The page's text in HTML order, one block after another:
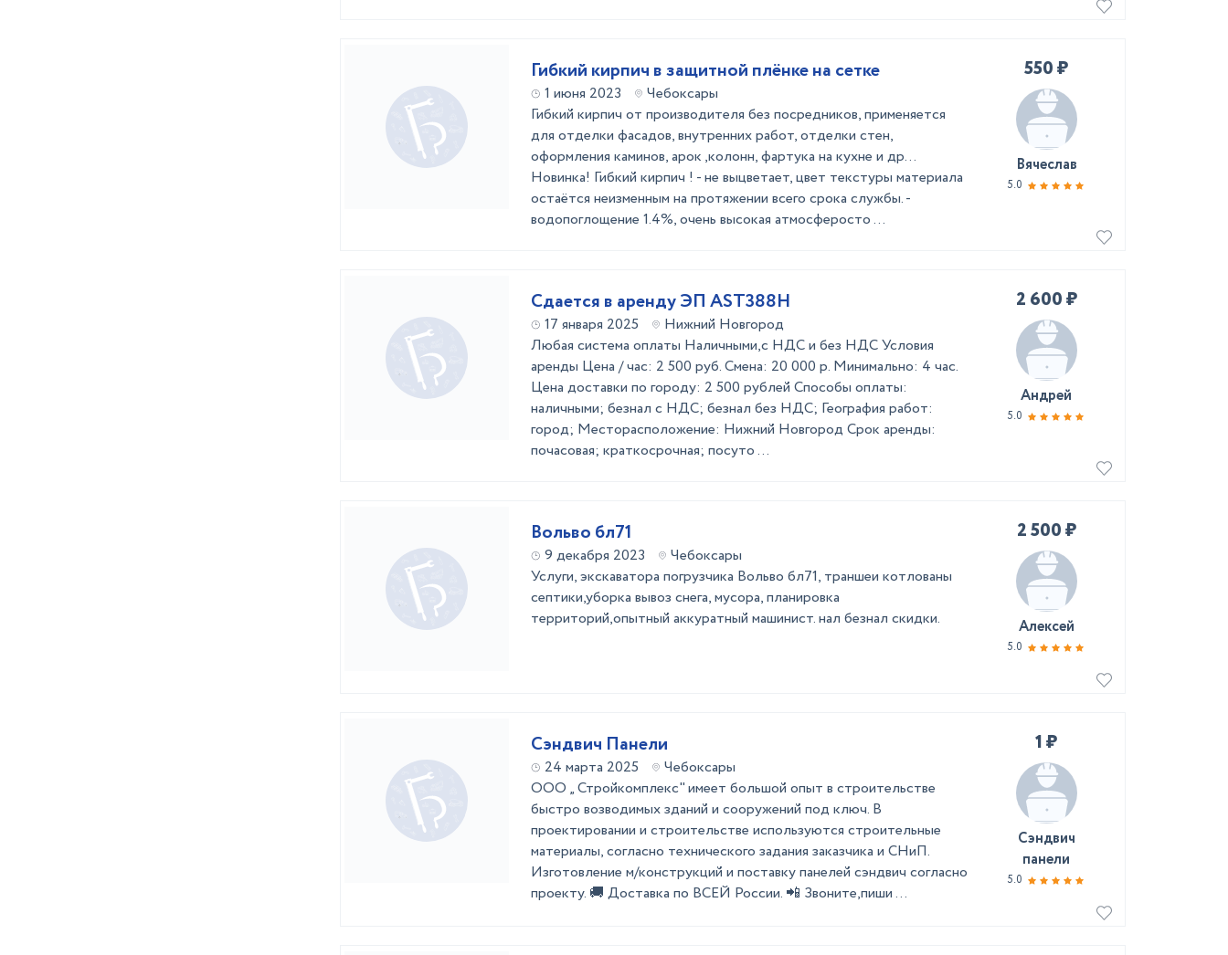
Гибкий кирпич в защитной плёнке на сетке
1 июня 2023
Чебоксары
Гибкий кирпич от производителя без посредников, применяется
для отделки фасадов, внутренних работ, отделки стен,
оформления каминов, арок ,колонн, фартука на кухне и др…
Новинка! Гибкий кирпич ! - не выцветает, цвет текстуры материала
остаётся неизменным на протяжении всего срока службы. -
водопоглощение 1.4%, очень высокая атмосферосто ...
550 ₽
Вячеслав
5.0
Сдается в аренду ЭП AST388H
17 января 2025
Нижний Новгород
Любая система оплаты Наличными,с НДС и без НДС Условия
аренды Цена / час: 2 500 руб. Смена: 20 000 р. Минимально: 4 час.
Цена доставки по городу: 2 500 рублей Способы оплаты:
наличными; безнал с НДС; безнал без НДС; География работ:
город; Месторасположение: Нижний Новгород Срок аренды:
почасовая; краткосрочная; посуто ...
2 600 ₽
Андрей
5.0
Вольво бл71
9 декабря 2023
Чебоксары
Услуги, экскаватора погрузчика Вольво бл71, траншеи котлованы
септики,уборка вывоз снега, мусора, планировка
территорий,опытный аккуратный машинист. нал безнал скидки.
2 500 ₽
Алексей
5.0
Сэндвич Панели
24 марта 2025
Чебоксары
ООО „ Стройкомплекс" имеет большой опыт в строительстве
быстро возводимых зданий и сооружений под ключ. В
проектировании и строительстве используются строительные
материалы, согласно технического задания заказчика и СНиП.
Изготовление м/конструкций и поставку панелей сэндвич согласно
проекту. 🚚 Доставка по ВСЕЙ России. 📲 Звоните,пиши ...
1 ₽
Сэндвич
панели
5.0